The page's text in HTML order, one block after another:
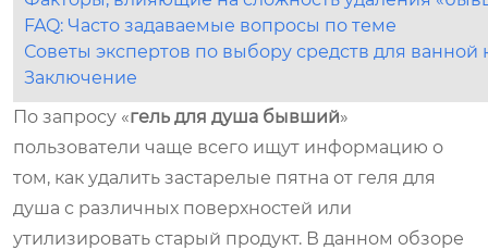
FAQ: Часто задаваемые вопросы по теме
Советы экспертов по выбору средств для ванной
Заключение
По запросу «гель для душа бывший»
пользователи чаще всего ищут информацию о
том, как удалить застарелые пятна от геля для
душа с различных поверхностей или
утилизировать старый продукт. В данном обзоре